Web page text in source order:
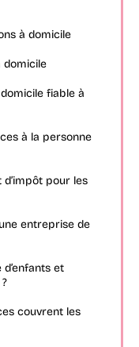
à domicile
domicile
fiable à
à la personne
d’impôt pour les
entreprise de
et
couvrent les